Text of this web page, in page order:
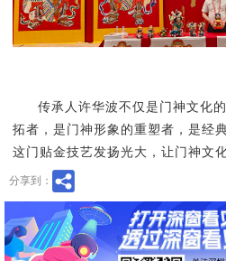
传承人许华波不仅是门神文化
拓者，是门神形象的重塑者，是经
这门贴金技艺发扬光大，让门神文
分享到：